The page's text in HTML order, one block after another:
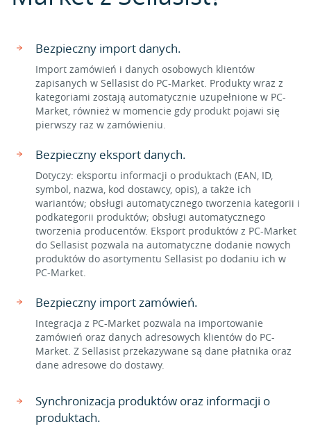
Bezpieczny import danych.
Import zamówień i danych osobowych klientów
zapisanych w Sellasist do PC-Market. Produkty wraz z
kategoriami zostają automatycznie uzupełnione w PC-
Market, również w momencie gdy produkt pojawi się
pierwszy raz w zamówieniu.
Bezpieczny eksport danych.
Dotyczy: eksportu informacji o produktach (EAN, ID,
symbol, nazwa, kod dostawcy, opis), a także ich
wariantów; obsługi automatycznego tworzenia kategorii i
podkategorii produktów; obsługi automatycznego
tworzenia producentów. Eksport produktów z PC-Market
do Sellasist pozwala na automatyczne dodanie nowych
produktów do asortymentu Sellasist po dodaniu ich w
PC-Market.
Bezpieczny import zamówień.
Integracja z PC-Market pozwala na importowanie
zamówień oraz danych adresowych klientów do PC-
Market. Z Sellasist przekazywane są dane płatnika oraz
dane adresowe do dostawy.
Synchronizacja produktów oraz informacji o
produktach.